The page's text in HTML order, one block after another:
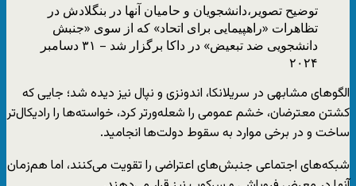
توضیح تصویر،دانشجویان و حامیان آنها در بنگلادش در
تظاهرات «راهپیمایی برای اتحاد» که از سوی «جنبش
دانشجویی ضد تبعیض» در داکا برگزار شد – ۳۱ دسامبر
۲۰۲۴
الگوهای مشابهی در سریلانکا، اندونزی و نپال نیز دیده شد؛ جایی که
کشتن معترضان، خشم عمومی را شعله‌ورتر کرد، خواسته‌ها را رادیکال‌تر
ساخت و در برخی موارد به سقوط دولت‌ها انجامید.
شبکه‌های اجتماعی جنبش‌های اعتراضی را تقویت می‌کنند، اما هم‌زمان